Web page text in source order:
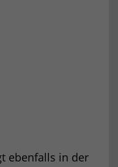
ebenfalls in der